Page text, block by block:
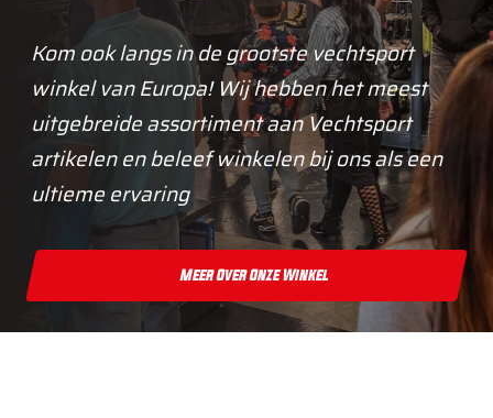
Kom ook langs in de grootste vechtsport
winkel van Europa! Wij hebben het meest
uitgebreide assortiment aan Vechtsport
artikelen en beleef winkelen bij ons als een
ultieme ervaring
Meer Over Onze Winkel